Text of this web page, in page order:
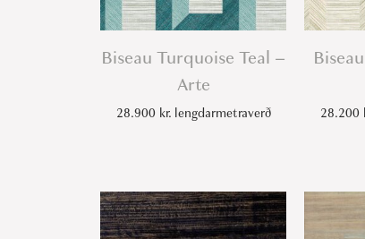
Biseau Turquoise Teal –
Arte
28.900 kr.lengdarmetraverð 28.200